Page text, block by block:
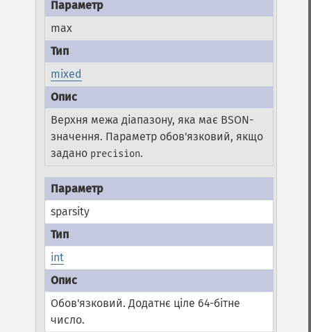
max
mixed
Верхня межа діапазону, яка має BSON-
значення. Параметр обов'язковий, якщо
задано precision.
sparsity
int
Обов'язковий. Додатнє ціле 64-бітне
число.